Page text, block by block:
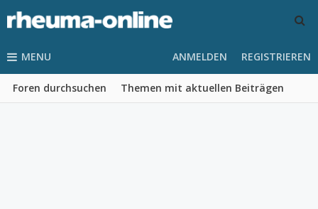
MENU
Foren durchsuchen Themen mit aktuellen Beiträgen
ANMELDEN REGISTRIEREN